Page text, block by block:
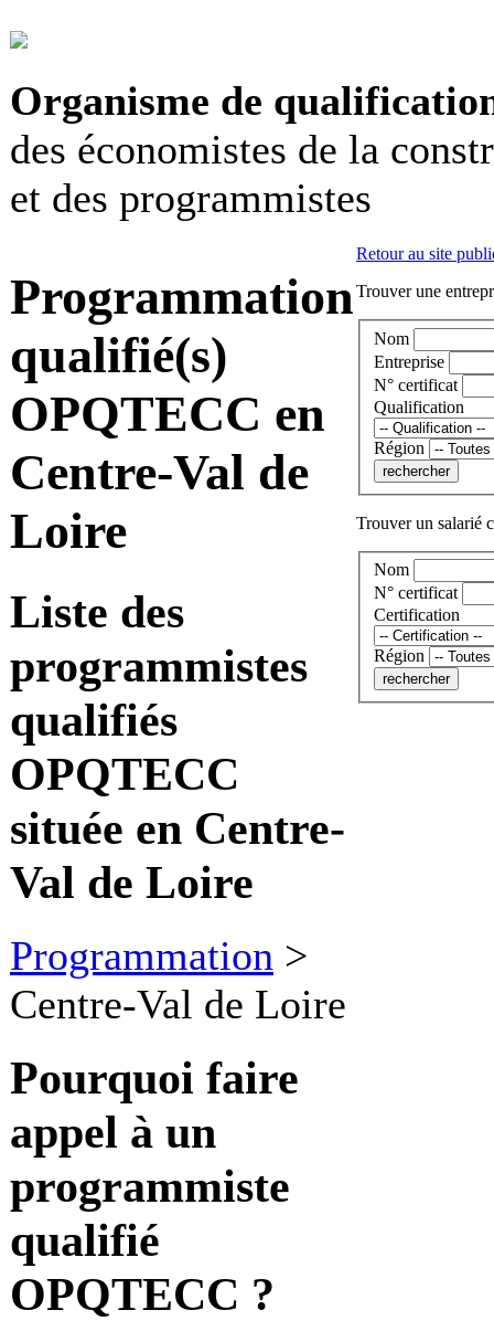
Organisme de
des économistes de la
et des programmistes
Programmation
qualifié(s)
OPQTECC en
Centre-Val de
Loire
Liste des
programmistes
qualifiés
OPQTECC
située en Centre-
Val de Loire
Programmation >
Centre-Val de Loire
Pourquoi faire
appel à un
programmiste
qualifié
OPQTECC ?
Retour au site
Trouver une
Nom
Entreprise
N° certificat
Qualification
Région
Trouver un salarié
Nom
N° certificat
Certification
Région